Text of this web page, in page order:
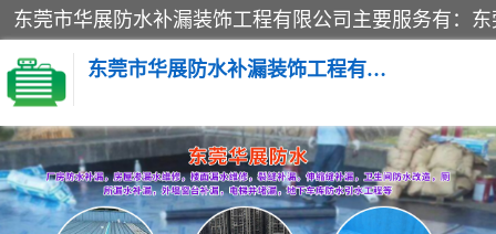
东莞市华展防水补漏装饰工程有限公司
楼面防水补漏